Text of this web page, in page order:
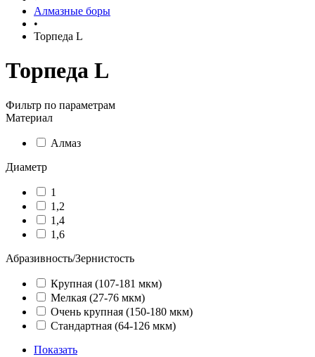
Алмазные боры
•
Торпеда L
Торпеда L
Фильтр по параметрам
Материал
Алмаз
Диаметр
1
1,2
1,4
1,6
Абразивность/Зернистость
Крупная (107-181 мкм)
Мелкая (27-76 мкм)
Очень крупная (150-180 мкм)
Стандартная (64-126 мкм)
Показать